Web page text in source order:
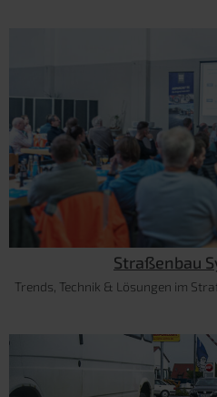
Straßenbau
Trends, Technik & Lösungen im